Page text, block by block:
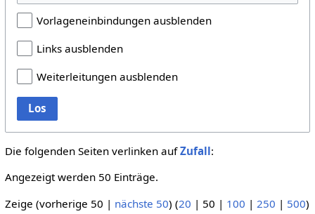
Vorlageneinbindungen ausblenden
Links ausblenden
Weiterleitungen ausblenden
Los
Die folgenden Seiten verlinken aufZufall:
Angezeigt werden 50 Einträge.
Zeige (vorherige 50 | nächste 50) (20 | 50 | 100 | 250 | 500)